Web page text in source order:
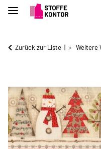
Zurück zur Liste Weitere